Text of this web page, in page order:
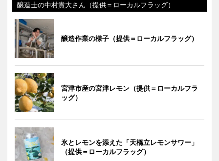
醸造士の中村貴大さん（提供＝ローカルフラッグ）
醸造作業の様子（提供＝ローカルフラッグ）
宮津市産の宮津レモン（提供＝ローカルフラ
ッグ）
氷とレモンを添えた「天橋立レモンサワー」
（提供＝ローカルフラッグ）